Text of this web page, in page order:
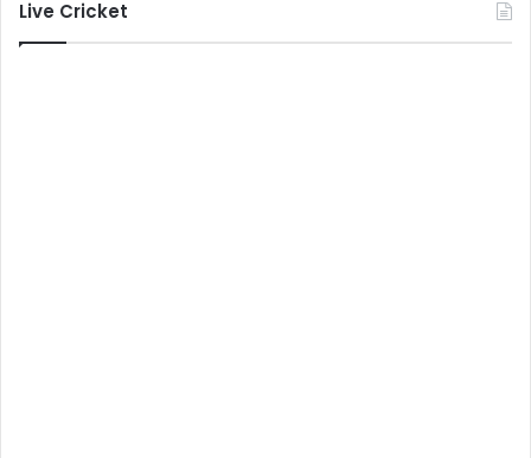
Live Cricket